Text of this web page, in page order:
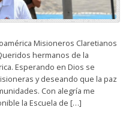
Misioneros Claretianos
hermanos de la
Esperando en Dios se
y deseando que la paz
Con alegría me
la Escuela de […]